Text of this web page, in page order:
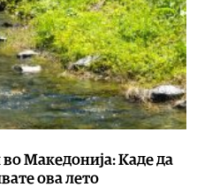
Македонија: Каде да
ова лето